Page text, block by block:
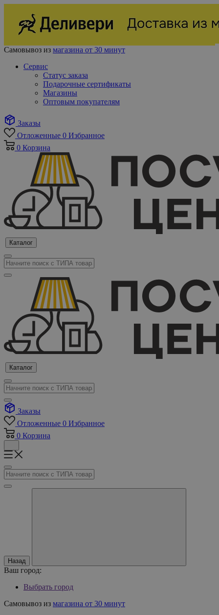
Самовывоз из магазина от 30 минут
Сервис
Статус заказа
Подарочные сертификаты
Магазины
Оптовым покупателям
Заказы
Отложенные 0 Избранное
0 Корзина
Каталог
Каталог
Заказы
Отложенные 0 Избранное
0 Корзина
Назад
Ваш город:
Выбрать город
Самовывоз из магазина от 30 минут